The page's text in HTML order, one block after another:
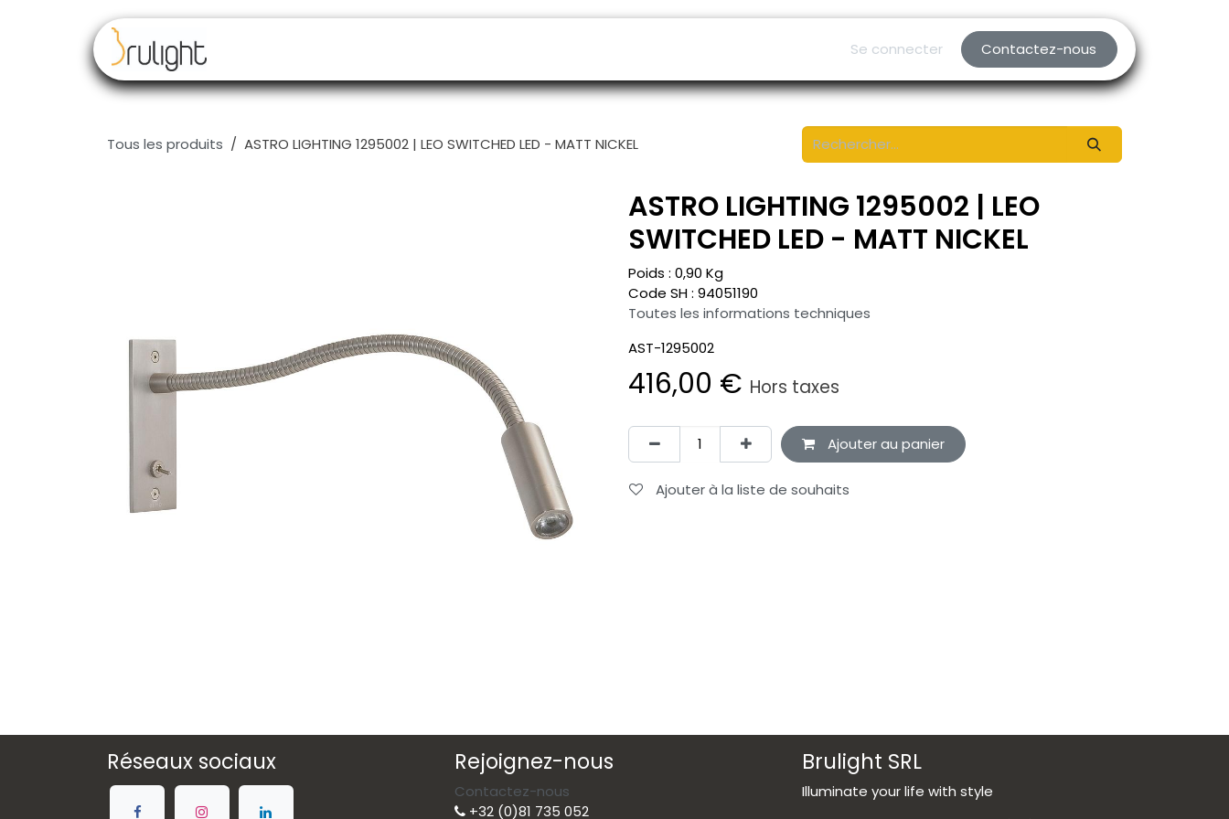
Se connecter Contactez-nous
Tous les produits ASTRO LIGHTING 1295002 | LEO SWITCHED LED - MATT NICKEL
ASTRO LIGHTING 1295002 | LEO
SWITCHED LED - MATT NICKEL
Poids : 0,90 Kg
Code SH : 94051190
Toutes les informations techniques
AST-1295002
416,00 € Hors taxes
Ajouter au panier
Ajouter à la liste de souhaits
Réseaux sociaux Rejoignez-nous
Contactez-nous
+32 (0)81 735 052
Brulight SRL
Illuminate your life with style